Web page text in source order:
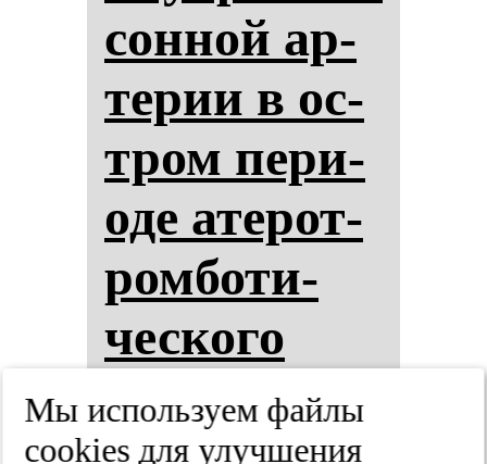
сон­ной ар­
те­рии в ос­
тром пе­ри­
оде ате­рот­
ром­бо­ти­
чес­ко­го
ише­ми­чес­
Мы используем файлы
cооkies для улучшения